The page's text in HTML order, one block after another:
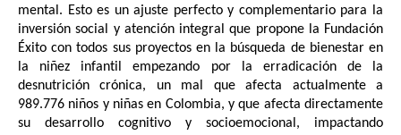
mental. Esto es un ajuste perfecto y complementario para la
inversión social y atención integral que propone la Fundación
Éxito con todos sus proyectos en la búsqueda de bienestar en
la niñez infantil empezando por la erradicación de la
desnutrición crónica, un mal que afecta actualmente a
989.776 niños y niñas en Colombia, y que afecta directamente
su desarrollo cognitivo y socioemocional, impactando